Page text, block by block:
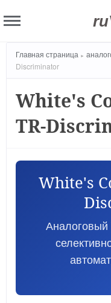
ru
Главная страница
Discriminator
White's
TR-
White's
Аналоговый